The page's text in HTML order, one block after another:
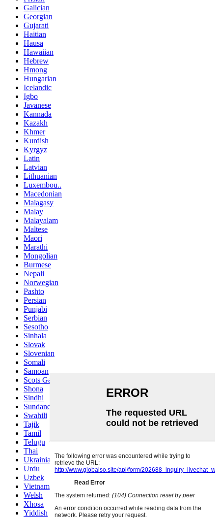
Galician
Georgian
Gujarati
Haitian
Hausa
Hawaiian
Hebrew
Hmong
Hungarian
Icelandic
Igbo
Javanese
Kannada
Kazakh
Khmer
Kurdish
Kyrgyz
Latin
Latvian
Lithuanian
Luxembou..
Macedonian
Malagasy
Malay
Malayalam
Maltese
Maori
Marathi
Mongolian
Burmese
Nepali
Norwegian
Pashto
Persian
Punjabi
Serbian
Sesotho
Sinhala
Slovak
Slovenian
Somali
Samoan
Scots Gaelic
Shona
Sindhi
Sundanese
Swahili
Tajik
Tamil
Telugu
Thai
Ukrainian
Urdu
Uzbek
Vietnamese
Welsh
Xhosa
Yiddish